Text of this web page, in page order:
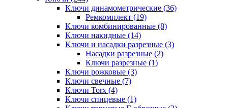
Ключи динамометрические (36)
Ремкомплект (19)
Ключи комбинированные (8)
Ключи накидные (14)
Ключи и насадки разрезные (3)
Насадки разрезные (2)
Ключи разрезные (1)
Ключи рожковые (3)
Ключи свечные (7)
Ключи Torx (4)
Ключи спицевые (1)